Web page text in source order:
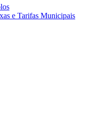
e Tarifas Municipais